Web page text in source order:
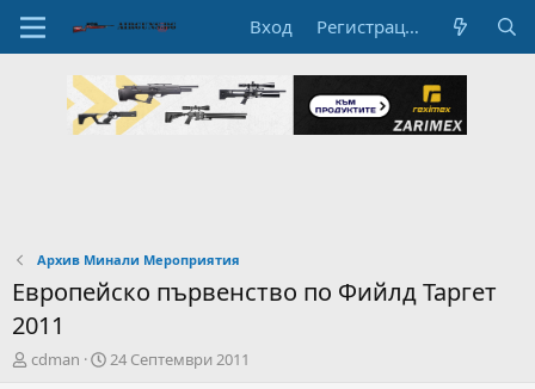
Вход Регистрация
Архив Минали Мероприятия
Европейско първенство по Фийлд Таргет
2011
А
cdman
Н
24 Септември 2011